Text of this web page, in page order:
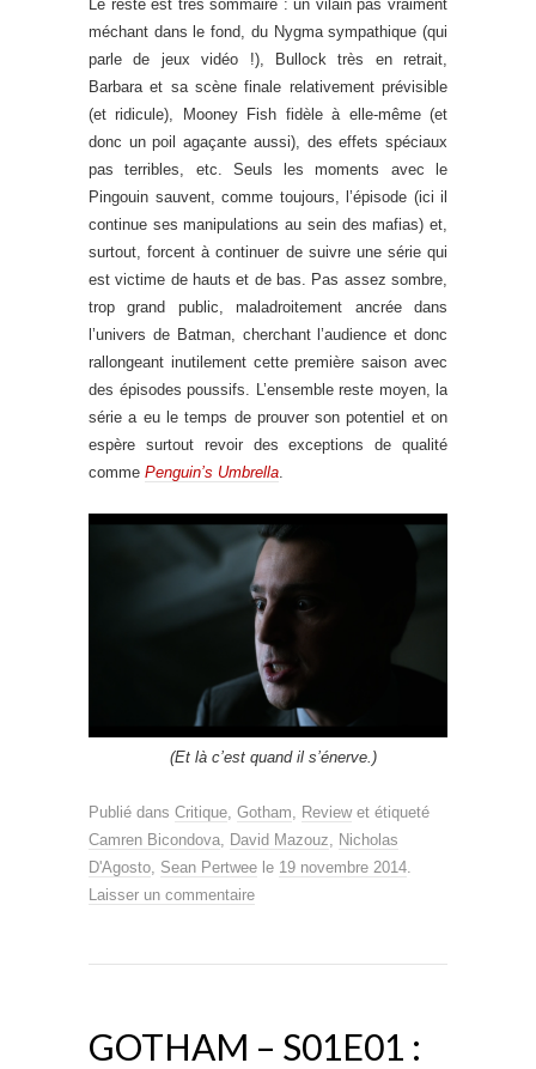
Le reste est très sommaire : un vilain pas vraiment
méchant dans le fond, du Nygma sympathique (qui
parle de jeux vidéo !), Bullock très en retrait,
Barbara et sa scène finale relativement prévisible
(et ridicule), Mooney Fish fidèle à elle-même (et
donc un poil agaçante aussi), des effets spéciaux
pas terribles, etc. Seuls les moments avec le
Pingouin sauvent, comme toujours, l’épisode (ici il
continue ses manipulations au sein des mafias) et,
surtout, forcent à continuer de suivre une série qui
est victime de hauts et de bas. Pas assez sombre,
trop grand public, maladroitement ancrée dans
l’univers de Batman, cherchant l’audience et donc
rallongeant inutilement cette première saison avec
des épisodes poussifs. L’ensemble reste moyen, la
série a eu le temps de prouver son potentiel et on
espère surtout revoir des exceptions de qualité
comme Penguin’s Umbrella
(Et là c’est quand il s’énerve.)
Publié dans Critique, Gotham, Reviewet étiqueté
Camren Bicondova, David Mazouz, Nicholas
D'Agosto, Sean Pertwee le 19 novembre 2014.
Laisser un commentaire
GOTHAM – S01E01 :